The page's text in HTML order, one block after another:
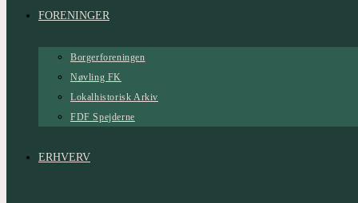
FORENINGER
Borgerforeningen
Nøvling FK
Lokalhistorisk Arkiv
FDF Spejderne
ERHVERV